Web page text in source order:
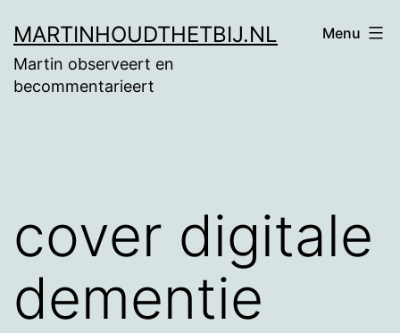
naar
de
MARTINHOUDTHETBIJ.NL
Martin observeert en
becommentarieert
Menu
cover digitale
dementie